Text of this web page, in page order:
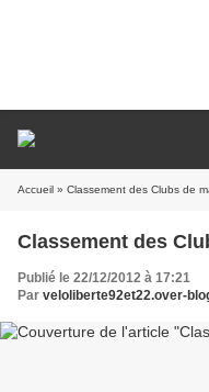
Accueil » Classement des Clubs de
Classement des
Publié le 22/12/2012 à 17:21
Par veloliberte92et22.over-